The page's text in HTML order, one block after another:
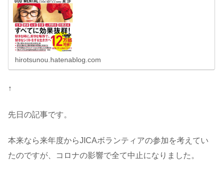
hirotsunou.hatenablog.com
↑
先日の記事です。
本来なら来年度からJICAボランティアの参加を考えてい
たのですが、コロナの影響で全て中止になりました。